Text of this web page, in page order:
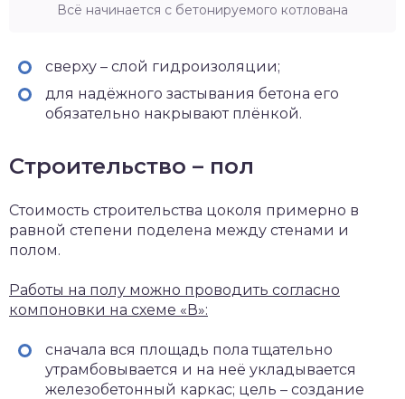
Всё начинается с бетонируемого котлована
сверху – слой гидроизоляции;
для надёжного застывания бетона его
обязательно накрывают плёнкой.
Строительство – пол
Стоимость строительства цоколя примерно в
равной степени поделена между стенами и
полом.
Работы на полу можно проводить согласно
компоновки на схеме «В»:
сначала вся площадь пола тщательно
утрамбовывается и на неё укладывается
железобетонный каркас; цель – создание